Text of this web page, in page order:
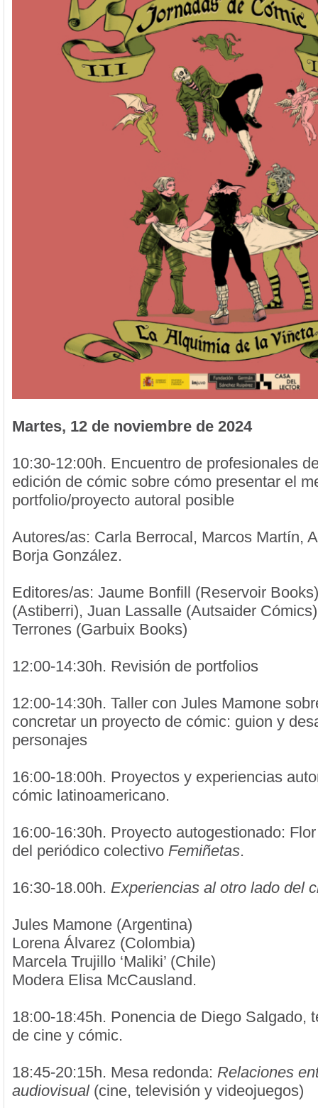
Martes, 12 de noviembre de 2024
10:30-12:00h. Encuentro de profesionales
edición de cómic sobre cómo presentar el
portfolio/proyecto autoral posible
Autores/as: Carla Berrocal, Marcos Martín,
Borja González.
Editores/as: Jaume Bonfill (Reservoir
(Astiberri), Juan Lassalle (Autsaider
Terrones (Garbuix Books)
12:00-14:30h. Revisión de portfolios
12:00-14:30h. Taller con Jules Mamone
concretar un proyecto de cómic: guion y
personajes
16:00-18:00h. Proyectos y experiencias
cómic latinoamericano.
16:00-16:30h. Proyecto autogestionado:
del periódico colectivo Femiñetas.
16:30-18.00h. Experiencias al otro lado del
Jules Mamone (Argentina)
Lorena Álvarez (Colombia)
Marcela Trujillo ‘Maliki’ (Chile)
Modera Elisa McCausland.
18:00-18:45h. Ponencia de Diego Salgado,
de cine y cómic.
18:45-20:15h. Mesa redonda: Relaciones
audiovisual (cine, televisión y videojuegos)